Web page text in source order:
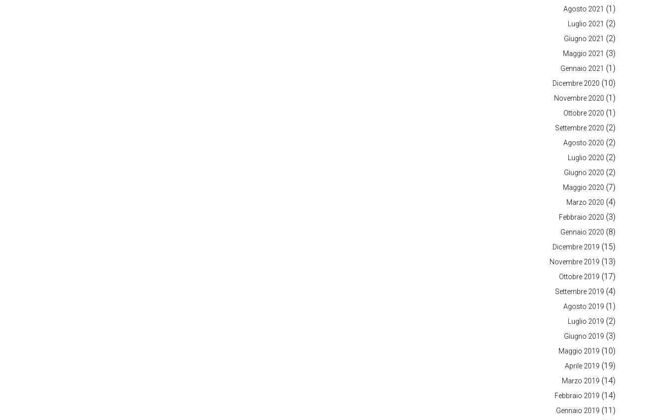
Agosto 2021 (1)
Luglio 2021 (2)
Giugno 2021 (2)
Maggio 2021 (3)
Gennaio 2021 (1)
Dicembre 2020 (10)
Novembre 2020 (1)
Ottobre 2020 (1)
Settembre 2020 (2)
Agosto 2020 (2)
Luglio 2020 (2)
Giugno 2020 (2)
Maggio 2020 (7)
Marzo 2020 (4)
Febbraio 2020 (3)
Gennaio 2020 (8)
Dicembre 2019 (15)
Novembre 2019 (13)
Ottobre 2019 (17)
Settembre 2019 (4)
Agosto 2019 (1)
Luglio 2019 (2)
Giugno 2019 (3)
Maggio 2019 (10)
Aprile 2019 (19)
Marzo 2019 (14)
Febbraio 2019 (14)
Gennaio 2019 (11)